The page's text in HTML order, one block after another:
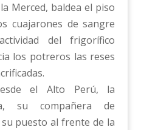
Merced, baldea el piso
cuajarones de sangre
del frigorífico
los potreros las reses
el Alto Perú, la
su compañera de
puesto al frente de la